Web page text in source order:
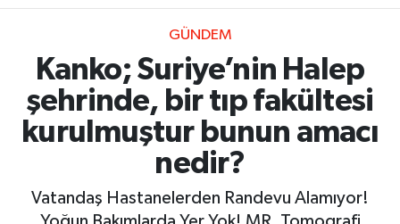
GÜNDEM
Kanko; Suriye’nin Halep
şehrinde, bir tıp fakültesi
kurulmuştur bunun amacı
nedir?
Vatandaş Hastanelerden Randevu Alamıyor!
Trafik Durumu
Süper Lig Puan Durumu ve Fikstür
Tüm Manşetler
Son Dakika Haberleri
Haber Arşivi